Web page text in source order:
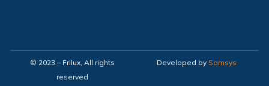
© 2023 – Frilux, All rights
reserved
Developed by Samsys